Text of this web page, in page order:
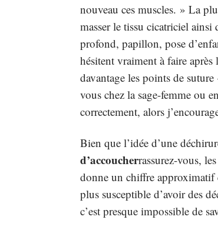
nouveau ces muscles. » La
masser le tissu cicatriciel
profond, papillon, pose
hésitent vraiment à faire après
davantage les points de
vous chez la sage-femme ou
correctement, alors
Bien que l’idée d’une
d’accoucherrassurez-vous,
donne un chiffre approximatif
plus susceptible d’avoir des
c’est presque impossible de